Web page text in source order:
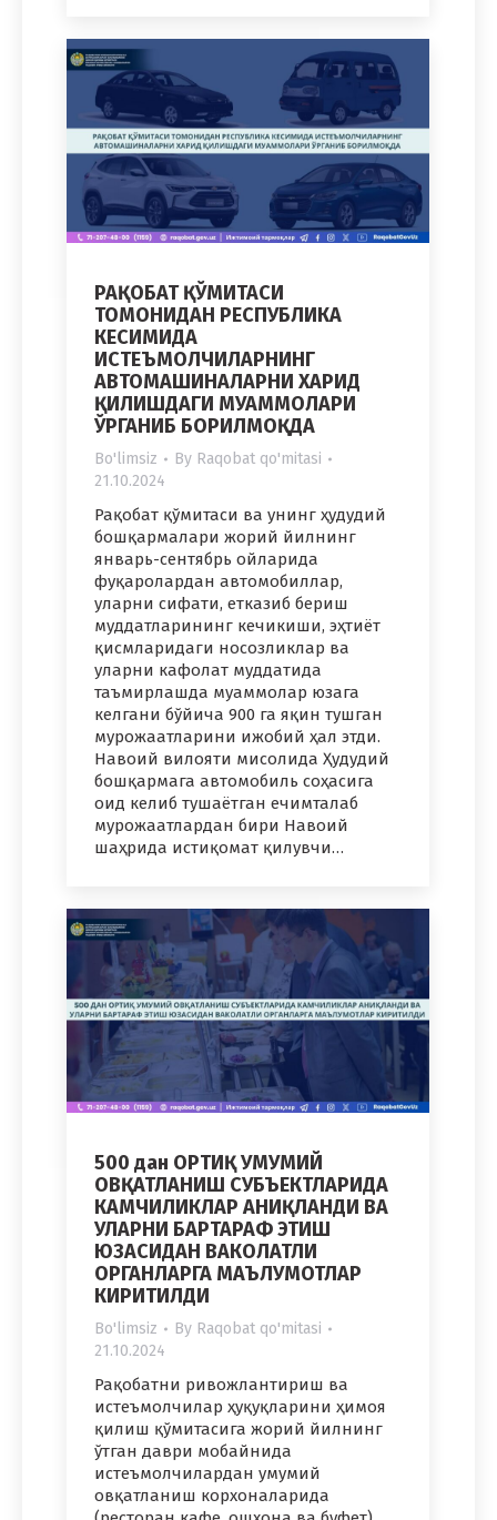
РАҚОБАТ ҚЎМИТАСИ
ТОМОНИДАН РЕСПУБЛИКА
КЕСИМИДА
ИСТЕЪМОЛЧИЛАРНИНГ
АВТОМАШИНАЛАРНИ ХАРИД
ҚИЛИШДАГИ МУАММОЛАРИ
ЎРГАНИБ БОРИЛМОҚДА
Bo'limsiz By Raqobat qo'mitasi
21.10.2024
Рақобат қўмитаси ва унинг ҳудудий
бошқармалари жорий йилнинг
январь-сентябрь ойларида
фуқаролардан автомобиллар,
уларни сифати, етказиб бериш
муддатларининг кечикиши, эҳтиёт
қисмларидаги носозликлар ва
уларни кафолат муддатида
таъмирлашда муаммолар юзага
келгани бўйича 900 га яқин тушган
мурожаатларини ижобий ҳал этди.
Навоий вилояти мисолида Ҳудудий
бошқармага автомобиль соҳасига
оид келиб тушаётган ечимталаб
мурожаатлардан бири Навоий
шаҳрида истиқомат қилувчи…
500 дан ОРТИҚ УМУМИЙ
ОВҚАТЛАНИШ СУБЪЕКТЛАРИДА
КАМЧИЛИКЛАР АНИҚЛАНДИ ВА
УЛАРНИ БАРТАРАФ ЭТИШ
ЮЗАСИДАН ВАКОЛАТЛИ
ОРГАНЛАРГА МАЪЛУМОТЛАР
КИРИТИЛДИ
Bo'limsiz By Raqobat qo'mitasi
21.10.2024
Рақобатни ривожлантириш ва
истеъмолчилар ҳуқуқларини ҳимоя
қилиш қўмитасига жорий йилнинг
ўтган даври мобайнида
истеъмолчилардан умумий
овқатланиш корхоналарида